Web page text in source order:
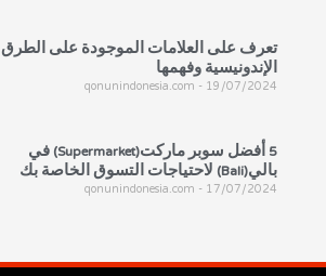
تعرف على العلامات الموجودة على الطرق
الإندونيسية وفهمها
qonunindonesia.com 19/07/2024
5 أفضل سوبر ماركت(Supermarket) في
بالي(Bali) لاحتياجات التسوق الخاصة بك
qonunindonesia.com 17/07/2024